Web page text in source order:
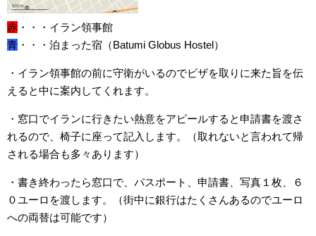
赤 ・・・イラン領事館
青 ・・・泊まった宿（Batumi Globus Hostel）
・イラン領事館の前に守衛がいるのでビザを取りに来た旨を伝
えると中に案内してくれます。
・窓口でイランに行きたい熱意をアピールすると申請書を渡さ
れるので、椅子に座って記入します。（取れないと言われて帰
される場合も多々あります）
・書き終わったら窓口で、パスポート、申請書、写真１枚、６
０ユーロを渡します。（街中に銀行はたくさんあるのでユーロ
への両替は可能です）